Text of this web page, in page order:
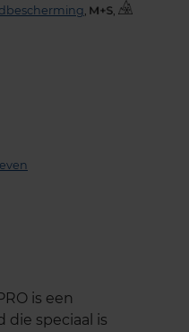
, ,
is een
die speciaal is